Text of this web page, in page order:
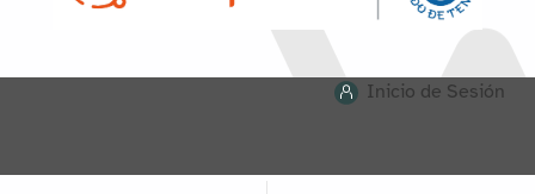
Inicio de Sesión